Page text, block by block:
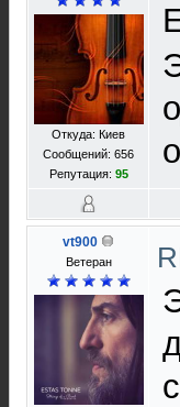
Откуда: Киев
Сообщений: 656
Репутация: 95
vt900
Ветеран